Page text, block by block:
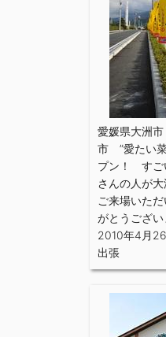
愛媛県大洲
市 ”愛たい
プン！ すご
さんの人が
ご来場いた
がとうござい
2010年4月
出張